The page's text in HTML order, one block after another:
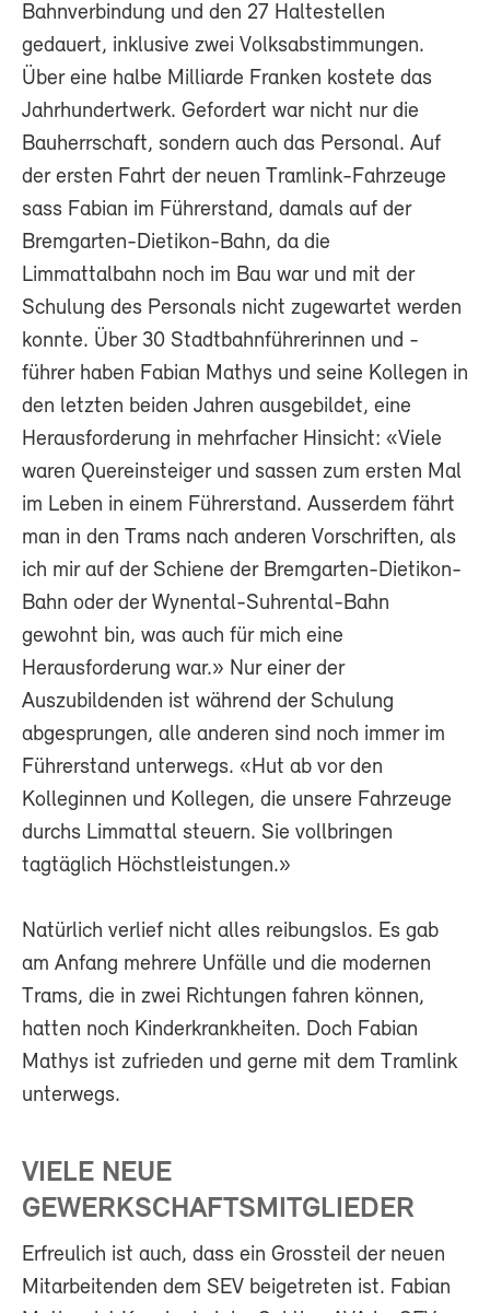
Bahnverbindung und den 27 Haltestellen
gedauert, inklusive zwei Volksabstimmungen.
Über eine halbe Milliarde Franken kostete das
Jahrhundertwerk. Gefordert war nicht nur die
Bauherrschaft, sondern auch das Personal. Auf
der ersten Fahrt der neuen Tramlink-Fahrzeuge
sass Fabian im Führerstand, damals auf der
Bremgarten-Dietikon-Bahn, da die
Limmattalbahn noch im Bau war und mit der
Schulung des Personals nicht zugewartet werden
konnte. Über 30 Stadtbahnführerinnen und -
führer haben Fabian Mathys und seine Kollegen in
den letzten beiden Jahren ausgebildet, eine
Herausforderung in mehrfacher Hinsicht: «Viele
waren Quereinsteiger und sassen zum ersten Mal
im Leben in einem Führerstand. Ausserdem fährt
man in den Trams nach anderen Vorschriften, als
ich mir auf der Schiene der Bremgarten-Dietikon-
Bahn oder der Wynental-Suhrental-Bahn
gewohnt bin, was auch für mich eine
Herausforderung war.» Nur einer der
Auszubildenden ist während der Schulung
abgesprungen, alle anderen sind noch immer im
Führerstand unterwegs. «Hut ab vor den
Kolleginnen und Kollegen, die unsere Fahrzeuge
durchs Limmattal steuern. Sie vollbringen
tagtäglich Höchstleistungen.»
Natürlich verlief nicht alles reibungslos. Es gab
am Anfang mehrere Unfälle und die modernen
Trams, die in zwei Richtungen fahren können,
hatten noch Kinderkrankheiten. Doch Fabian
Mathys ist zufrieden und gerne mit dem Tramlink
unterwegs.
VIELE NEUE
GEWERKSCHAFTSMITGLIEDER
Erfreulich ist auch, dass ein Grossteil der neuen
Mitarbeitenden dem SEV beigetreten ist. Fabian